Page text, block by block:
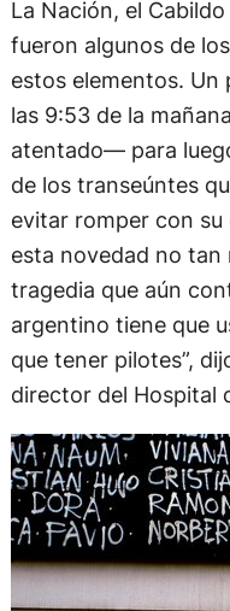
La Nación, el
fueron algunos de
estos elementos. Un
las 9:53 de la
atentado— para
de los transeúntes
evitar romper con
esta novedad no tan
tragedia que aún
argentino tiene que
que tener pilotes”,
director del Hospital